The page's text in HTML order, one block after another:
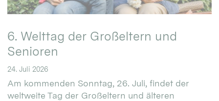
6. Welttag der Großeltern und
Senioren
24. Juli 2026
Am kommenden Sonntag, 26. Juli, findet der
weltweite Tag der Großeltern und älteren